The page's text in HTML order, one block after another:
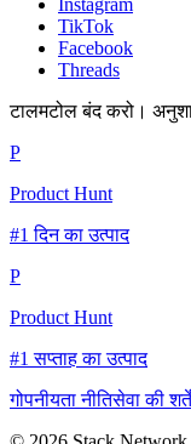
TikTok
Facebook
Threads
टालमटोल बंद करो।
P
Product Hunt
#1 दिन का उत्पाद
P
Product Hunt
#1 सप्ताह का उत्पाद
गोपनीयता नीतिसेवा की शर्तें